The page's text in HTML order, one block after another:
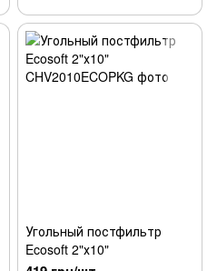
Угольный постфильтр
Ecosoft 2"х10"